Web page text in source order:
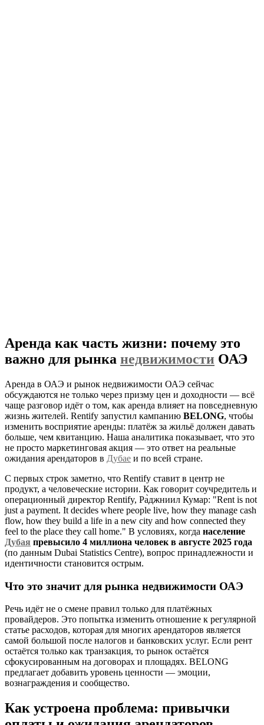
Аренда как часть жизни: почему это
важно для рынка недвижимости ОАЭ
Аренда в ОАЭ и рынок недвижимости ОАЭ сейчас
обсуждаются не только через призму цен и доходности — всё
чаще разговор идёт о том, как аренда влияет на повседневную
жизнь жителей. Rentify запустил кампанию BELONG, чтобы
изменить восприятие аренды: платёж за жильё должен давать
больше, чем квитанцию. Наша аналитика показывает, что это
не просто маркетинговая акция — это ответ на реальные
ожидания арендаторов в Дубае и по всей стране.
С первых строк заметно, что Rentify ставит в центр не
продукт, а человеческие истории. Как говорит соучредитель и
операционный директор Rentify, Ра̀джниил Кумар: "Rent is not
just a payment. It decides where people live, how they manage cash
flow, how they build a life in a new city and how connected they
feel to the place they call home." В условиях, когда население
Дубая превысило 4 миллиона человек в августе 2025 года
(по данным Dubai Statistics Centre), вопрос принадлежности и
идентичности становится острым.
Что это значит для рынка недвижимости ОАЭ
Речь идёт не о смене правил только для платёжных
провайдеров. Это попытка изменить отношение к регулярной
статье расходов, которая для многих арендаторов является
самой большой после налогов и банковских услуг. Если рент
остаётся только как транзакция, то рынок остаётся
сфокусированным на договорах и площадях. BELONG
предлагает добавить уровень ценности — эмоции,
вознаграждения и сообщество.
Как устроена проблема: привычки